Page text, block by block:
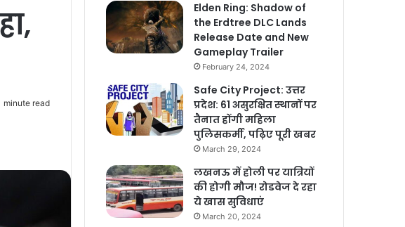
minute read
Elden Ring: Shadow of
the Erdtree DLC Lands
Release Date and New
Gameplay Trailer
February 24, 2024
Safe City Project: उत्तर
प्रदेश: 61 असुरक्षित स्थानों पर
तैनात होंगी महिला
पुलिसकर्मी, पढ़िए पूरी खबर
March 29, 2024
लखनऊ में होली पर यात्रियों
की होगी मौज! रोडवेज दे रहा
ये खास सुविधाएं
March 20, 2024